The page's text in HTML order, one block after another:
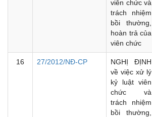
viên chức và
trách nhiệm
bồi thường,
hoàn trả của
viên chức
16 27/2012/NĐ-CP
NGHỊ ĐỊNH
về việc xử lý
kỷ luật viên
chức và
trách nhiệm
bồi thường,